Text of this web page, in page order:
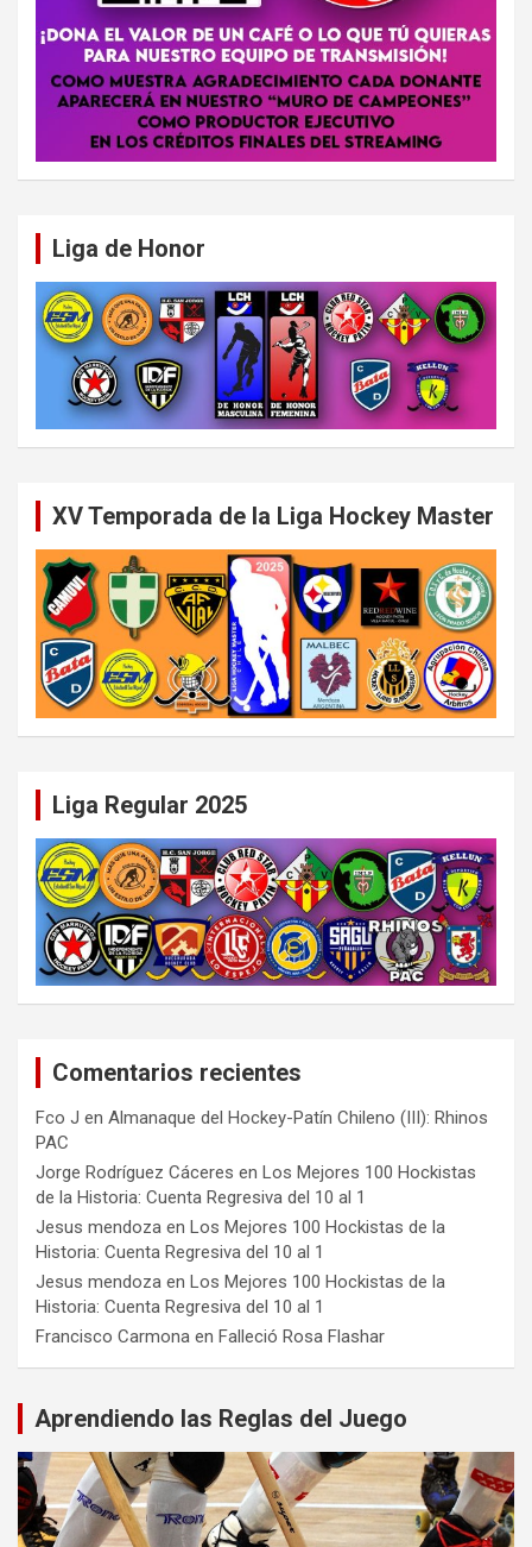
Liga de Honor
XV Temporada de la Liga Hockey Master
Liga Regular 2025
Comentarios recientes
Fco J en Almanaque del Hockey-Patín Chileno (III): Rhinos
PAC
Jorge Rodríguez Cáceres en Los Mejores 100 Hockistas
de la Historia: Cuenta Regresiva del 10 al 1
Jesus mendoza en Los Mejores 100 Hockistas de la
Historia: Cuenta Regresiva del 10 al 1
Jesus mendoza en Los Mejores 100 Hockistas de la
Historia: Cuenta Regresiva del 10 al 1
Francisco Carmona en Falleció Rosa Flashar
Aprendiendo las Reglas del Juego